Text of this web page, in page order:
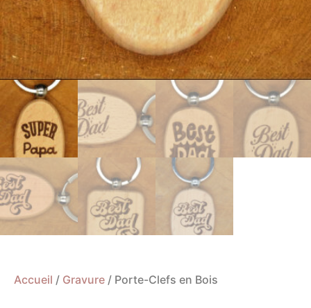
Accueil / Gravure / Porte-Clefs en Bois